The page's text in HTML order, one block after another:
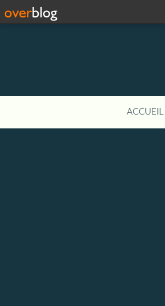
ACCUEIL